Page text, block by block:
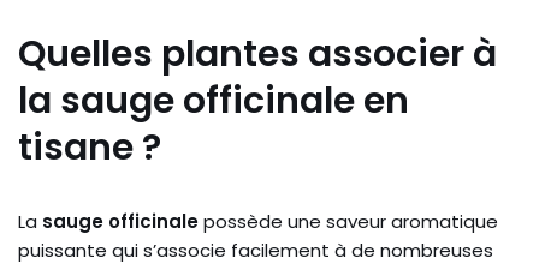
Quelles plantes associer à
la sauge officinale en
tisane ?
La sauge officinalepossède une saveur aromatique
puissante qui s’associe facilement à de nombreuses